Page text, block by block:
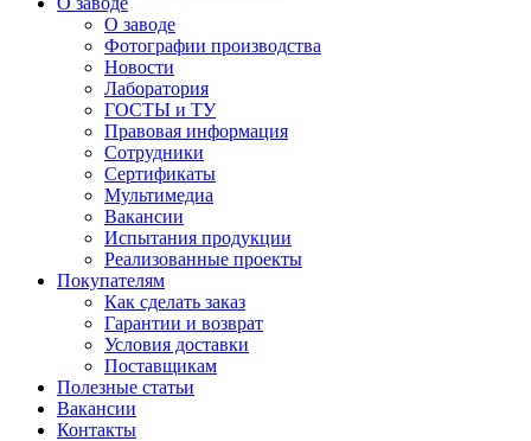
О заводе
Фотографии производства
Новости
Лаборатория
ГОСТЫ и ТУ
Правовая информация
Сотрудники
Сертификаты
Мультимедиа
Вакансии
Испытания продукции
Реализованные проекты
Покупателям
Как сделать заказ
Гарантии и возврат
Условия доставки
Поставщикам
Полезные статьи
Вакансии
Контакты